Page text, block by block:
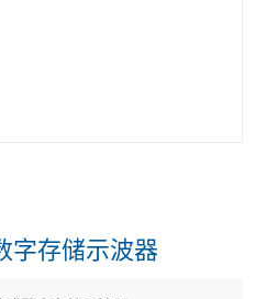
字存储示波器